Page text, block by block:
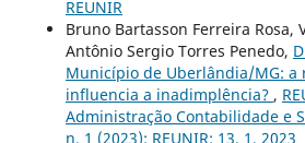
REUNIR
Bruno Bartasson Ferreira Rosa,
Antônio Sergio Torres Penedo,
Município de Uberlândia/MG: a
influencia a inadimplência? ,
Administração Contabilidade e
n. 1 (2023): REUNIR: 13, 1, 2023